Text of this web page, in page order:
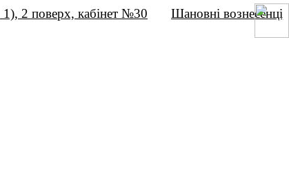
поверх, кабінет №30 Шановні